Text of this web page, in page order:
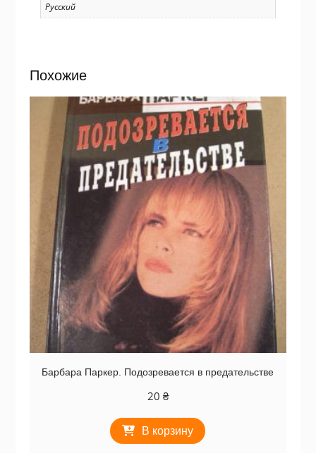
Русский
Похожие
Барбара Паркер. Подозревается в предательстве
20 ₴
В корзину